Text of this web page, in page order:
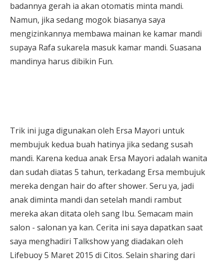
badannya gerah ia akan otomatis minta mandi.
Namun, jika sedang mogok biasanya saya
mengizinkannya membawa mainan ke kamar mandi
supaya Rafa sukarela masuk kamar mandi. Suasana
mandinya harus dibikin Fun.
Trik ini juga digunakan oleh Ersa Mayori untuk
membujuk kedua buah hatinya jika sedang susah
mandi. Karena kedua anak Ersa Mayori adalah wanita
dan sudah diatas 5 tahun, terkadang Ersa membujuk
mereka dengan hair do after shower. Seru ya, jadi
anak diminta mandi dan setelah mandi rambut
mereka akan ditata oleh sang Ibu. Semacam main
salon - salonan ya kan. Cerita ini saya dapatkan saat
saya menghadiri Talkshow yang diadakan oleh
Lifebuoy 5 Maret 2015 di Citos. Selain sharing dari